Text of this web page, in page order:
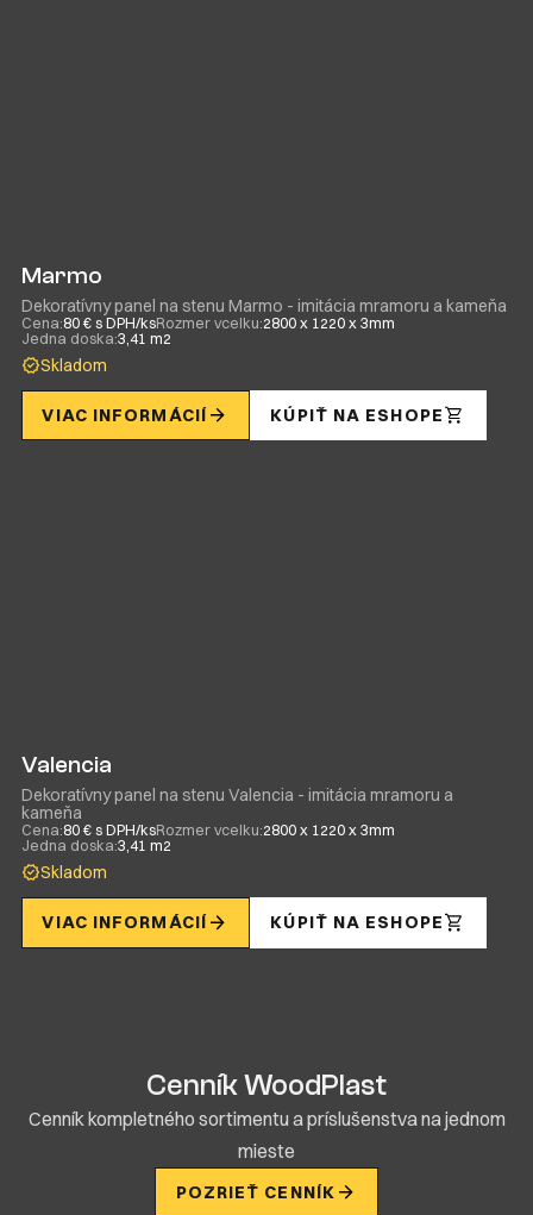
Marmo
Dekoratívny panel na stenu Marmo - imitácia mramoru a kameňa
Cena:80 € s DPH/ksRozmer vcelku:2800 x 1220 x 3mm
Jedna doska:3,41 m2
Skladom
VIAC INFORMÁCIÍ KÚPIŤ NA ESHOPE
Valencia
Dekoratívny panel na stenu Valencia - imitácia mramoru a
kameňa
Cena:80 € s DPH/ksRozmer vcelku:2800 x 1220 x 3mm
Jedna doska:3,41 m2
Skladom
VIAC INFORMÁCIÍ KÚPIŤ NA ESHOPE
Cenník WoodPlast
Cenník kompletného sortimentu a príslušenstva na jednom
mieste
POZRIEŤ CENNÍK